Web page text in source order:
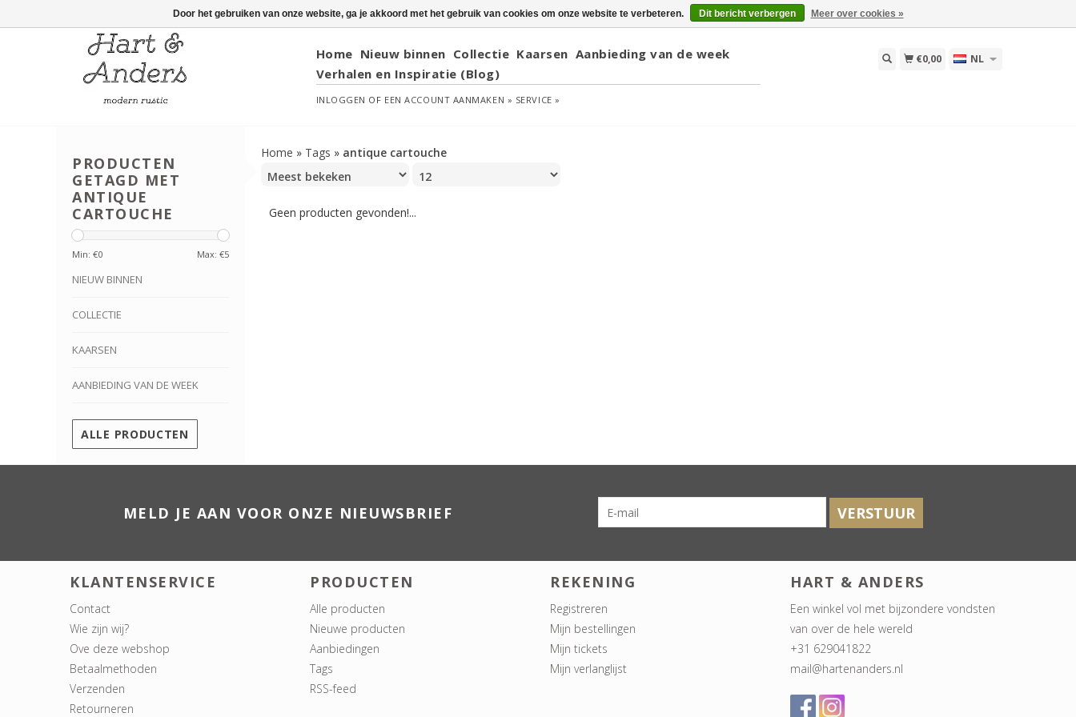
Home Nieuw binnen Collectie Kaarsen Aanbieding van de week
Verhalen en Inspiratie (Blog)
INLOGGEN OF EEN ACCOUNT AANMAKEN » SERVICE »
€0,00 NL
PRODUCTEN
GETAGD MET
ANTIQUE
CARTOUCHE
Min: €0 Max: €5
NIEUW BINNEN
COLLECTIE
KAARSEN
AANBIEDING VAN DE WEEK
ALLE PRODUCTEN
Home » Tags » antique cartouche
Geen producten gevonden!...
MELD JE AAN VOOR ONZE NIEUWSBRIEF VERSTUUR
KLANTENSERVICE
Contact
Wie zijn wij?
Ove deze webshop
Betaalmethoden
Verzenden
Retourneren
PRODUCTEN
Alle producten
Nieuwe producten
Aanbiedingen
Tags
RSS-feed
REKENING
Registreren
Mijn bestellingen
Mijn tickets
Mijn verlanglijst
HART & ANDERS
Een winkel vol met bijzondere vondsten
van over de hele wereld
+31 629041822
mail@hartenanders.nl
Door het gebruiken van onze website, ga je akkoord met het gebruik van cookies om onze website te verbeteren. Dit bericht verbergen Meer over cookies »